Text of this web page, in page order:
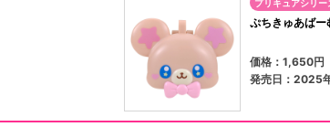
プリキュアシリー
ぷちきゅあば
価格：1,650円
発売日：2025